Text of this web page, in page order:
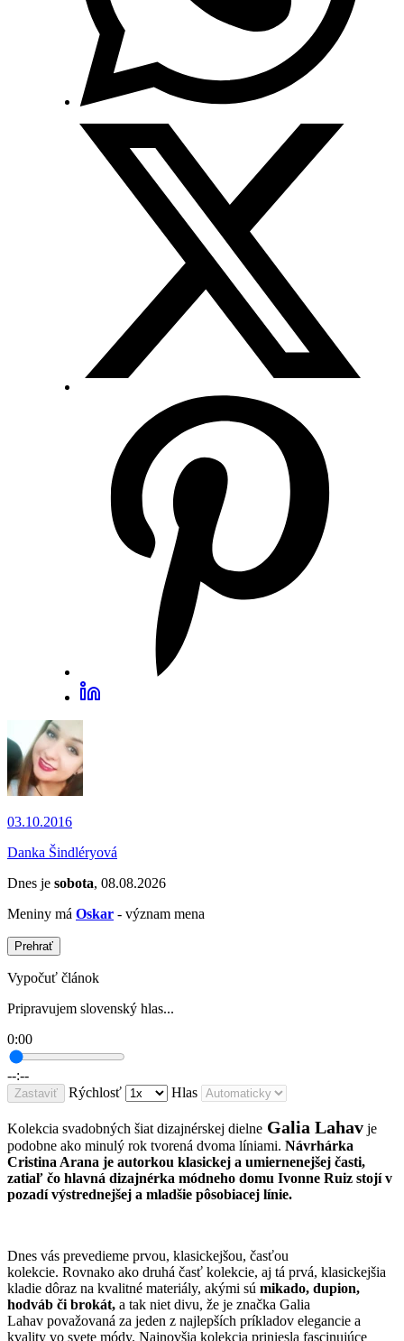
03.10.2016
Danka Šindléryová
Dnes je sobota, 08.08.2026
Meniny má Oskar - význam mena
Prehrať
Vypočuť článok
Pripravujem slovenský hlas...
0:00
--:--
Zastaviť Rýchlosť Hlas
Kolekcia svadobných šiat dizajnérskej dielne Galia Lahav je
podobne ako minulý rok tvorená dvoma líniami. Návrhárka
Cristina Arana je autorkou klasickej a umiernenejšej časti,
zatiaľ čo hlavná dizajnérka módneho domu Ivonne Ruiz stojí v
pozadí výstrednejšej a mladšie pôsobiacej línie.
Dnes vás prevedieme prvou, klasickejšou, časťou
kolekcie. Rovnako ako druhá časť kolekcie, aj tá prvá, klasickejšia
kladie dôraz na kvalitné materiály, akými sú mikado, dupion,
hodváb či brokát, a tak niet divu, že je značka Galia
Lahav považovaná za jeden z najlepších príkladov elegancie a
kvality vo svete módy. Najnovšia kolekcia priniesla fascinujúce